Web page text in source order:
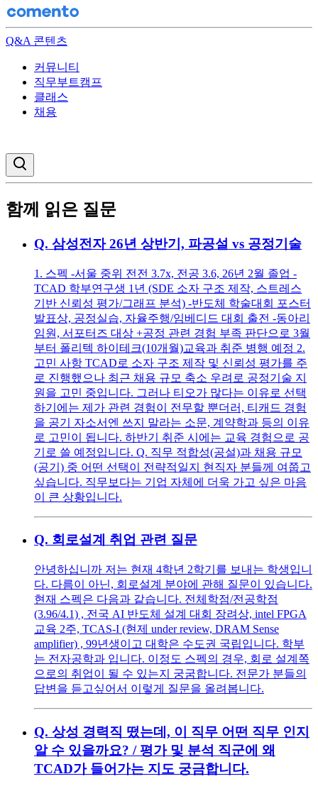
Q&A 콘텐츠
커뮤니티
직무부트캠프
클래스
채용
함께 읽은 질문
Q. 삼성전자 26년 상반기, 파공설 vs 공정기술
1. 스펙 -서울 중위 전전 3.7x, 전공 3.6, 26년 2월 졸업 -
TCAD 학부연구생 1년 (SDE 소자 구조 제작, 스트레스
기반 신뢰성 평가/그래프 분석) -반도체 학술대회 포스터
발표상, 공정실습, 자율주행/임베디드 대회 출전 -동아리
임원, 서포터즈 대상 +공정 관련 경험 부족 판단으로 3월
부터 폴리텍 하이테크(10개월)교육과 취준 병행 예정 2.
고민 사항 TCAD로 소자 구조 제작 및 신뢰성 평가를 주
로 진행했으나 최근 채용 규모 축소 우려로 공정기술 지
원을 고민 중입니다. 그러나 티오가 많다는 이유로 선택
하기에는 제가 관련 경험이 전무할 뿐더러, 티캐드 경험
을 공기 자소서엔 쓰지 말라는 소문, 계약학과 등의 이유
로 고민이 됩니다. 하반기 취준 시에는 교육 경험으로 공
기로 쓸 예정입니다. Q. 직무 적합성(공설)과 채용 규모
(공기) 중 어떤 선택이 전략적일지 현직자 분들께 여쭙고
싶습니다. 직무보다는 기업 자체에 더욱 가고 싶은 마음
이 큰 상황입니다.
Q. 회로설계 취업 관련 질문
안녕하십니까 저는 현재 4학년 2학기를 보내는 학생입니
다. 다름이 아닌, 회로설계 분야에 관해 질문이 있습니다.
현재 스펙은 다음과 같습니다. 전체학점/전공학점
(3.96/4.1) , 전국 AI 반도체 설계 대회 장려상, intel FPGA
교육 2주, TCAS-I (현제 under review, DRAM Sense
amplifier) , 99년생이고 대학은 수도권 국립입니다. 학부
는 전자공학과 입니다. 이정도 스펙의 경우, 회로 설계쪽
으로의 취업이 될 수 있는지 궁굼합니다. 전문가 분들의
답변을 듣고싶어서 이렇게 질문을 올려봅니다.
Q. 상성 경력직 떴는데, 이 직무 어떤 직무 인지
알 수 있을까요? / 평가 및 분석 직군에 왜
TCAD가 들어가는 지도 궁금합니다.